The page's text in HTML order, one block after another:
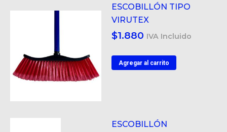
ESCOBILLÓN TIPO
VIRUTEX
$1.880 IVA Incluido
Agregar al carrito
ESCOBILLÓN